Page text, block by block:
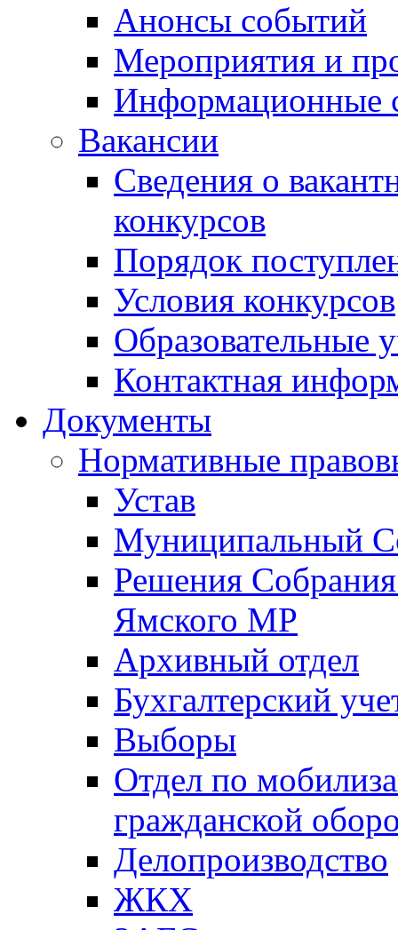
Анонсы событий
Мероприятия и
Информационные
Вакансии
Сведения о
конкурсов
Порядок
Условия конкурсов
Образовательные
Контактная
Документы
Нормативные
Устав
Муниципальный
Решения
Ямского МР
Архивный отдел
Бухгалтерский
Выборы
Отдел по
гражданской
Делопроизводство
ЖКХ